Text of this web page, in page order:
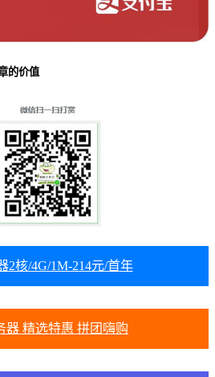
的价值
2核/4G/1M-214元/首年
器 精选特惠 拼团嗨购